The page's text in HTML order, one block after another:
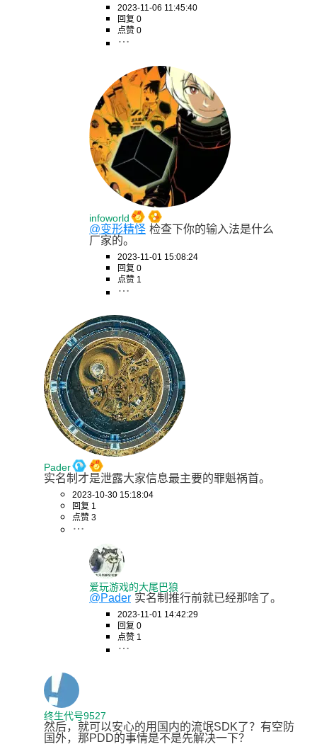
2023-11-06 11:45:40
回复 0
点赞 0
infoworld
@变形精怪 检查下你的输入法是什么
厂家的。
2023-11-01 15:08:24
回复 0
点赞 1
Pader
实名制才是泄露大家信息最主要的罪魁祸首。
2023-10-30 15:18:04
回复 1
点赞 3
爱玩游戏的大尾巴狼
@Pader 实名制推行前就已经那啥了。
2023-11-01 14:42:29
回复 0
点赞 1
终生代号9527
然后，就可以安心的用国内的流氓SDK了？有空防
国外，那PDD的事情是不是先解决一下？